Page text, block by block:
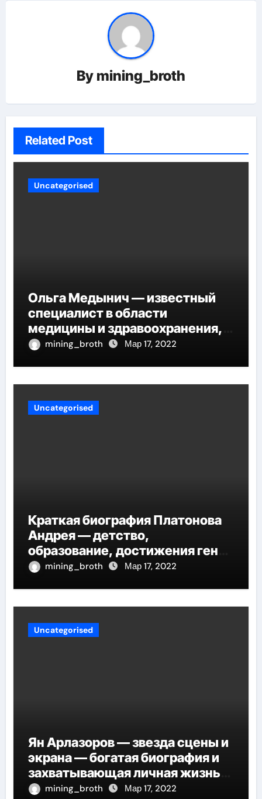
By mining_broth
Related Post
Uncategorised
Ольга Медынич — известный
специалист в области
медицины и здравоохранения,
автор многочисленных научных
mining_broth Мар 17, 2022
Uncategorised
Краткая биография Платонова
Андрея — детство,
образование, достижения гения
русской литературы
mining_broth Мар 17, 2022
Uncategorised
Ян Арлазоров — звезда сцены и
экрана — богатая биография и
захватывающая личная жизнь
великого актера
mining_broth Мар 17, 2022